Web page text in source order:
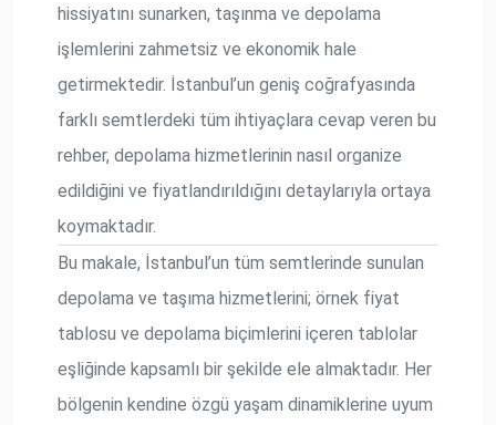
hissiyatını sunarken, taşınma ve depolama
işlemlerini zahmetsiz ve ekonomik hale
getirmektedir. İstanbul’un geniş coğrafyasında
farklı semtlerdeki tüm ihtiyaçlara cevap veren bu
rehber, depolama hizmetlerinin nasıl organize
edildiğini ve fiyatlandırıldığını detaylarıyla ortaya
koymaktadır.
Bu makale, İstanbul’un tüm semtlerinde sunulan
depolama ve taşıma hizmetlerini; örnek fiyat
tablosu ve depolama biçimlerini içeren tablolar
eşliğinde kapsamlı bir şekilde ele almaktadır. Her
bölgenin kendine özgü yaşam dinamiklerine uyum